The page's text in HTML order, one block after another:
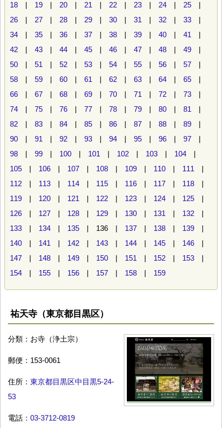
18 | 19 | 20 | 21 | 22 | 23 | 24 | 25 |
26 | 27 | 28 | 29 | 30 | 31 | 32 | 33 |
34 | 35 | 36 | 37 | 38 | 39 | 40 | 41 |
42 | 43 | 44 | 45 | 46 | 47 | 48 | 49 |
50 | 51 | 52 | 53 | 54 | 55 | 56 | 57 |
58 | 59 | 60 | 61 | 62 | 63 | 64 | 65 |
66 | 67 | 68 | 69 | 70 | 71 | 72 | 73 |
74 | 75 | 76 | 77 | 78 | 79 | 80 | 81 |
82 | 83 | 84 | 85 | 86 | 87 | 88 | 89 |
90 | 91 | 92 | 93 | 94 | 95 | 96 | 97 |
98 | 99 | 100 | 101 | 102 | 103 | 104 |
105 | 106 | 107 | 108 | 109 | 110 | 111 |
112 | 113 | 114 | 115 | 116 | 117 | 118 |
119 | 120 | 121 | 122 | 123 | 124 | 125 |
126 | 127 | 128 | 129 | 130 | 131 | 132 |
133 | 134 | 135 | 136 | 137 | 138 | 139 |
140 | 141 | 142 | 143 | 144 | 145 | 146 |
147 | 148 | 149 | 150 | 151 | 152 | 153 |
154 | 155 | 156 | 157 | 158 | 159
祐天寺（東京都目黒区）
分類：お寺（浄土宗）
郵便：153-0061
住所： 東京都目黒区中目黒5-24-
53
電話： 03-3712-0819